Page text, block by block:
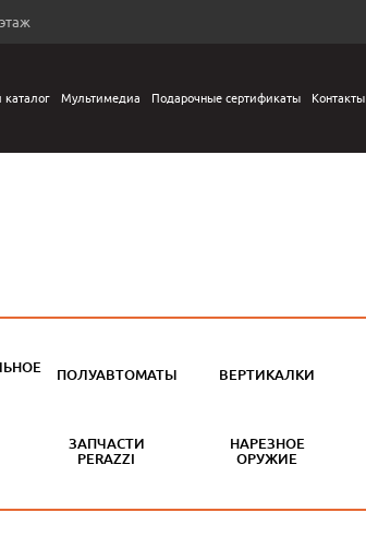
Мультимедиа Подарочные сертификаты Контакты
ПОЛУАВТОМАТЫ ВЕРТИКАЛКИ
ЗАПЧАСТИ
PERAZZI
НАРЕЗНОЕ
ОРУЖИЕ